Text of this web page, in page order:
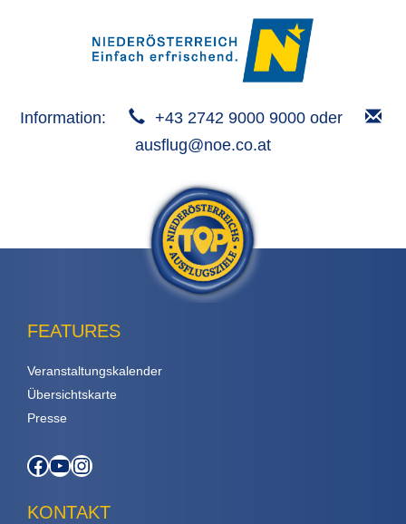
Information:
+43 2742 9000 9000 oder
ausflug@noe.co.at
FEATURES
Veranstaltungskalender
Übersichtskarte
Presse
Facebook
YouTube
Instagram
KONTAKT